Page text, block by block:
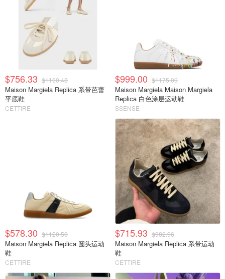
$756.33 $1160.48
Maison Margiela Replica 系带芭蕾
平底鞋
CETTIRE
$999.00 $1175.00
Maison Margiela Maison Margiela
Replica 白色涂层运动鞋
SSENSE
$578.30 $1120.50
Maison Margiela Replica 圆头运动
鞋
CETTIRE
$715.93 $982.96
Maison Margiela Replica 系带运动
鞋
CETTIRE